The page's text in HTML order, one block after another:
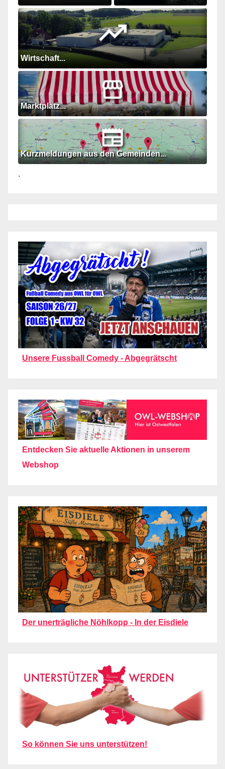
Wirtschaft...
Marktplatz...
Kurzmeldungen aus den Gemeinden...
.
Unsere Fussball Comedy - Abgegrätscht
Entdecken Sie aktuelle Aktionen in unserem
Webshop
Der unerträgliche Nöhlkopp - In der Eisdiele
So können Sie uns unterstützen!